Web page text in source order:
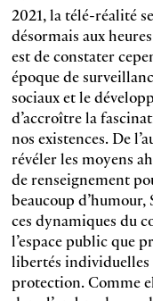
2021, la télé-réalité
désormais aux
est de constater
époque de
sociaux et le
d’accroître la
nos existences. De
révéler les moyens
de renseignement
beaucoup
ces dynamiques du
l’espace public que
libertés individuelles
protection. Comme